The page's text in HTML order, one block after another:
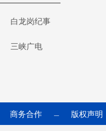
白龙岗纪事
三峡广电
商务合作 — 版权声明